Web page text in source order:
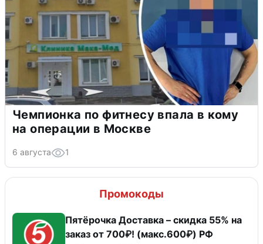
Чемпионка по фитнесу впала в кому
на операции в Москве
6 августа 1
Промокоды
Пятёрочка Доставка – скидка 55% на
заказ от 700₽! (макс.600₽) РФ